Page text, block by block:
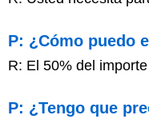
P: ¿Cómo puedo
R: El 50% del
P: ¿Tengo que